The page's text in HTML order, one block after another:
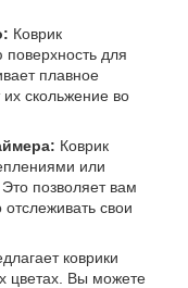
Коврик
поверхность для
плавное
скольжение во
Коврик
или
позволяет вам
свои
коврики
цветах. Вы можете